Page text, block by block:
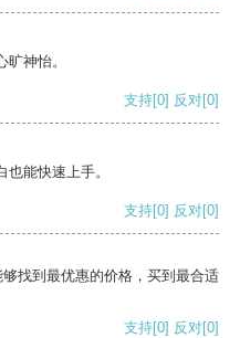
神怡。
支持[0] 反对[0]
能快速上手。
支持[0] 反对[0]
找到最优惠的价格，买到最合适
支持[0] 反对[0]